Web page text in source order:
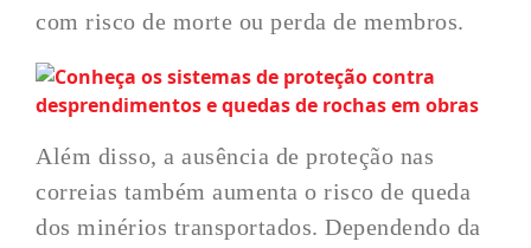
com risco de morte ou perda de membros.
Além disso, a ausência de proteção nas
correias também aumenta o risco de queda
dos minérios transportados. Dependendo da